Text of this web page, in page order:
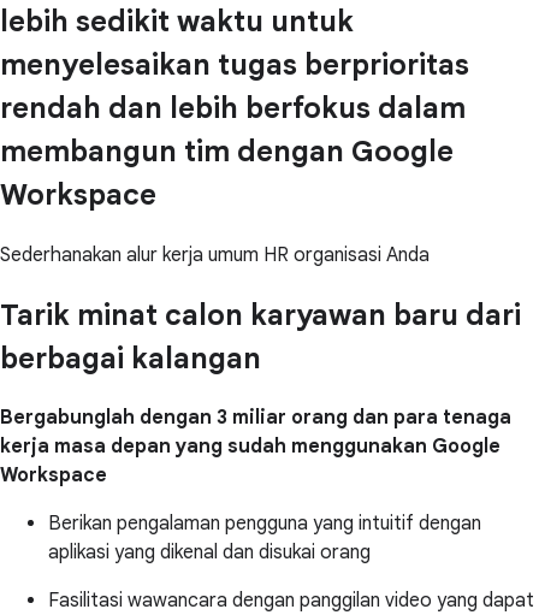
lebih sedikit waktu untuk
menyelesaikan tugas berprioritas
rendah dan lebih berfokus dalam
membangun tim dengan Google
Workspace
Sederhanakan alur kerja umum HR organisasi Anda
Tarik minat calon karyawan baru dari
berbagai kalangan
Bergabunglah dengan 3 miliar orang dan para tenaga
kerja masa depan yang sudah menggunakan Google
Workspace
Berikan pengalaman pengguna yang intuitif dengan
aplikasi yang dikenal dan disukai orang
Fasilitasi wawancara dengan panggilan video yang dapat